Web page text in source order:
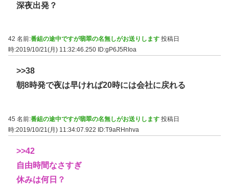
深夜出発？
42 名前:番組の途中ですが翡翠の名無しがお送りします 投稿日
時:2019/10/21(月) 11:32:46.250 ID:gP6J5RIoa
>>38
朝8時発で夜は早ければ20時には会社に戻れる
45 名前:番組の途中ですが翡翠の名無しがお送りします 投稿日
時:2019/10/21(月) 11:34:07.922
ID:T9aRHnhva
>>42
自由時間なさすぎ
休みは何日？